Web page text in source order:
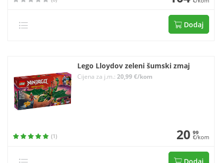
Dodaj
Lego Lloydov zeleni šumski zmaj
Cijena za j.m.: 20,99 €/kom
(1) 20 99
€/kom